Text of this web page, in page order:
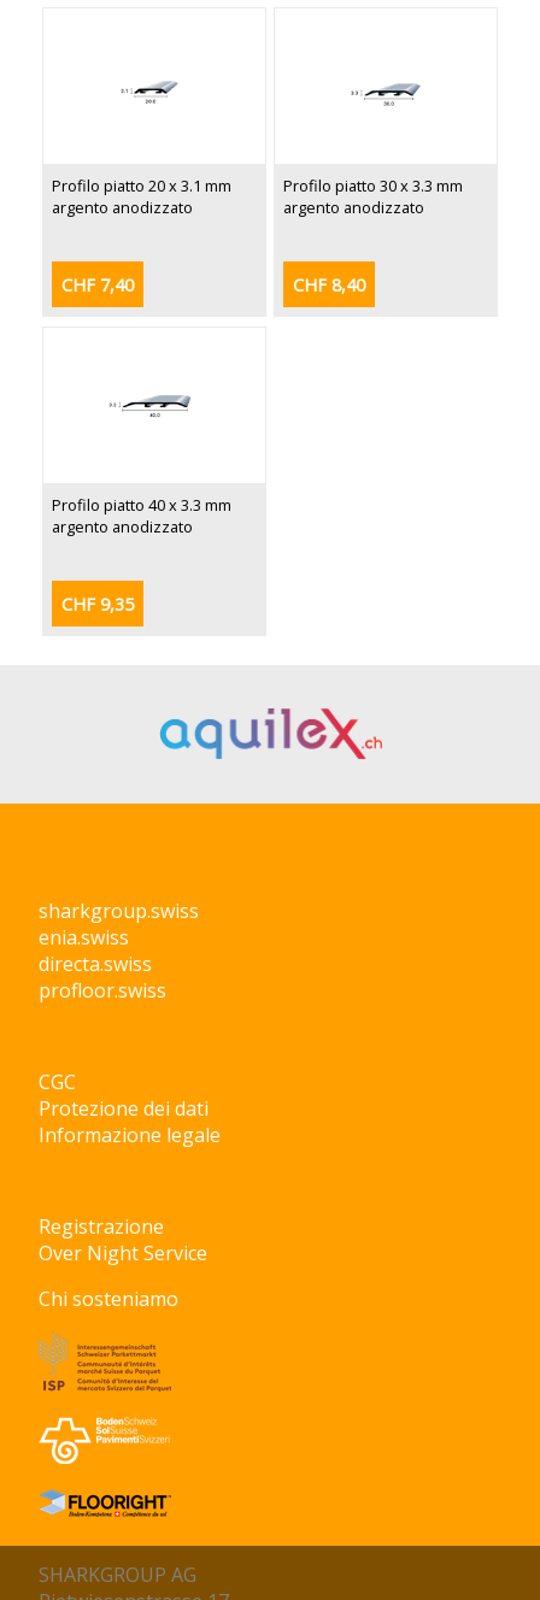
Profilo piatto 20 x 3.1 mm
argento anodizzato
CHF 7,40
Profilo piatto 30 x 3.3 mm
argento anodizzato
CHF 8,40
Profilo piatto 40 x 3.3 mm
argento anodizzato
CHF 9,35
sharkgroup.swiss
enia.swiss
directa.swiss
profloor.swiss
CGC
Protezione dei dati
Informazione legale
Registrazione
Over Night Service
Chi sosteniamo
SHARKGROUP AG